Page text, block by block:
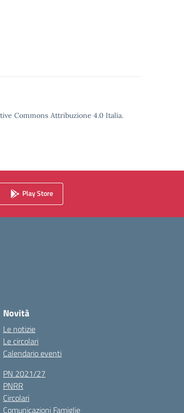
Commons Attribuzione 4.0 Italia.
Play Store
Novità
Le notizie
Le circolari
Calendario eventi
PN 2021/27
PNRR
Circolari
Comunicazioni Famiglie